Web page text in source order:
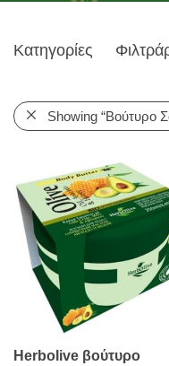
Κατηγορίες
Showing “Βούτυρο
Herbolive βούτυρο